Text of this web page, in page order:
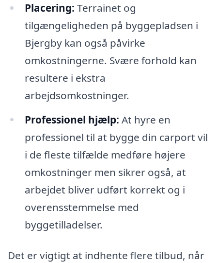
Placering: Terrainet og
tilgængeligheden på byggepladsen i
Bjergby kan også påvirke
omkostningerne. Svære forhold kan
resultere i ekstra
arbejdsomkostninger.
Professionel hjælp: At hyre en
professionel til at bygge din carport vil
i de fleste tilfælde medføre højere
omkostninger men sikrer også, at
arbejdet bliver udført korrekt og i
overensstemmelse med
byggetilladelser.
Det er vigtigt at indhente flere tilbud, når